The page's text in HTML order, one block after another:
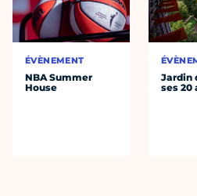
ÉVÈNEMENT
NBA Summer
House
Jardin
ses 20